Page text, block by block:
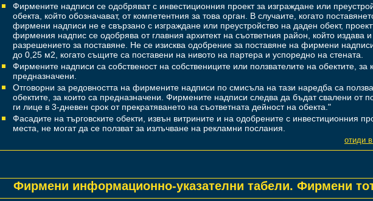
Фирмените надписи се одобряват с инвестиционния проект за изграждане или
обекта, който обозначават, от компетентния за това орган. В случаите, когато
фирмени надписи не е свързано с изг­раждане или преустройство на даден обект,
фирмения надпис се одобрява от главния архитект на съответния район, който издава и
разрешението за поставяне. Не се изисква одобрение за поставяне на фирмени
до 0,25 м2, когато същите са поставени на нивото на партера и успоредно на стената.
Фирмените надписи са собственост на собствениците или ползвателите на обектите, за
предназначени.
Отговорни за редовността на фирмените надписи по смисъла на тази наредба са
обектите, за които са предназначени. Фирмените надписи следва да бъдат свалени от
ги лице в 3-дневен срок от прекратяването на съответната дейност на обекта."
Фасадите на търговските обекти, извън витрините и на одобрените с инвестиционния
места, не могат да се ползват за излъчване на рекламни послания.
отиди
Фирмени информационно-указателни табели. Фирмени